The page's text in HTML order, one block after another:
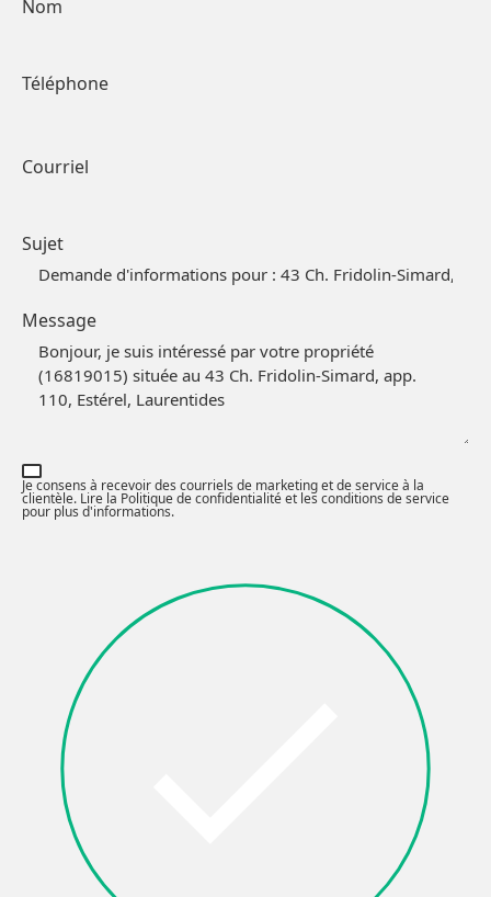
Nom
Téléphone
Courriel
Sujet
Message
Je consens à recevoir des courriels de marketing et de service à la
clientèle. Lire la Politique de confidentialité et les conditions de service
pour plus d'informations.
X
(Twitter)
Pinterest
OK